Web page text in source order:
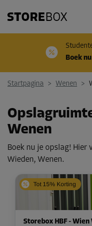
Boek
Startpagina > Wenen >
Wenen
Boek nu je opslag! Hier
Wieden, Wenen.
Tot 15% Korting
Storebox HBF - Wien